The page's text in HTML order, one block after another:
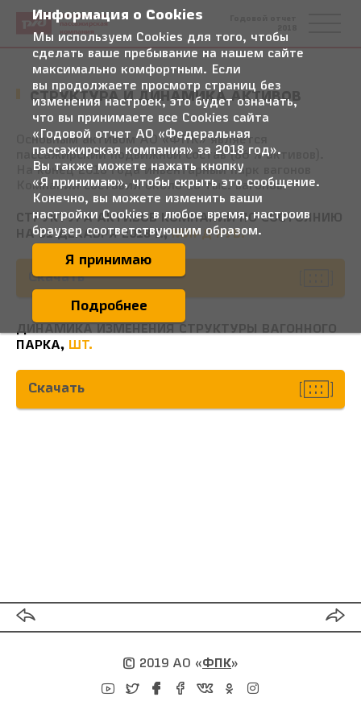
Федеральная
пассажирская
СТРУКТУРА И ДИНАМИКА АКТИВОВ
Основным активом АО «ФПК» является
пассажирский подвижной состав (86 % активов).
На конец 2018 года инвентарный парк вагонов
Компании составил около 18 тыс. вагонов.
СТРУКТУРА АКТИВОВ КОМПАНИИ ПО СОСТОЯНИЮ
НА 31 ДЕКАБРЯ 2018 Г.,МЛРД РУБ.
Скачать
ДИНАМИКА ИЗМЕНЕНИЯ СТРУКТУРЫ ВАГОННОГО
ПАРКА, ШТ.
Скачать
© 2019 АО «ФПК»
Информация о Cookies
Мы используем Cookies для того, чтобы
сделать ваше пребывание на нашем сайте
максимально комфортным. Если
вы продолжаете просмотр страниц без
изменения настроек, это будет означать,
что вы принимаете все Cookies сайта
«Годовой отчет АО «Федеральная
пассажирская компания» за 2018 год».
Вы также можете нажать кнопку
«Я принимаю», чтобы скрыть это сообщение.
Конечно, вы можете изменить ваши
настройки Cookies в любое время, настроив
браузер соответствующим образом.
Я принимаю
Подробнее